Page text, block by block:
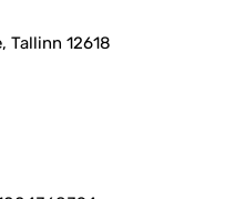
Tallinn 12618